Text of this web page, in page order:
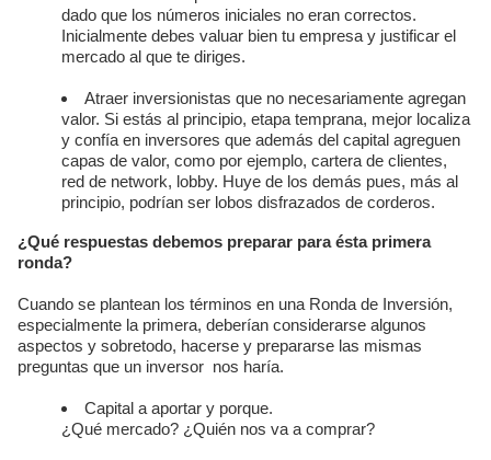
dado que los números iniciales no eran correctos.
Inicialmente debes valuar bien tu empresa y justificar el
mercado al que te diriges.
Atraer inversionistas que no necesariamente agregan
valor. Si estás al principio, etapa temprana, mejor localiza
y confía en inversores que además del capital agreguen
capas de valor, como por ejemplo, cartera de clientes,
red de network, lobby. Huye de los demás pues, más al
principio, podrían ser lobos disfrazados de corderos.
¿Qué respuestas debemos preparar para ésta primera
ronda?
Cuando se plantean los términos en una Ronda de Inversión,
especialmente la primera, deberían considerarse algunos
aspectos y sobretodo, hacerse y prepararse las mismas
preguntas que un inversor nos haría.
Capital a aportar y porque.
¿Qué mercado? ¿Quién nos va a comprar?